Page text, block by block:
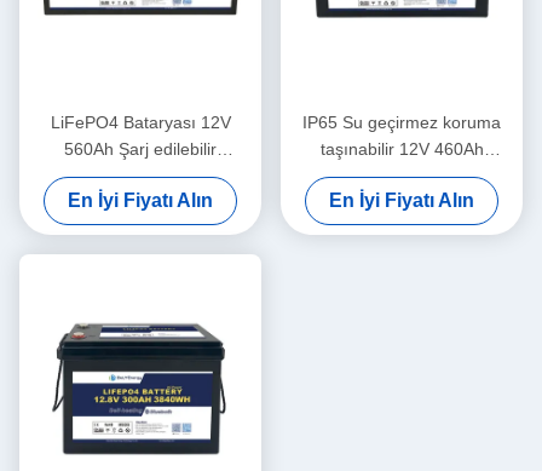
LiFePO4 Bataryası 12V
560Ah Şarj edilebilir
Ekonomik 5000 Döngü 12v
Lifepo4 Bataryası Paketi
En İyi Fiyatı Alın
IP65 Su geçirmez koruma
taşınabilir 12V 460Ah
LiFePo4 uzun ömürlü
motorlu taşınabilir
En İyi Fiyatı Alın